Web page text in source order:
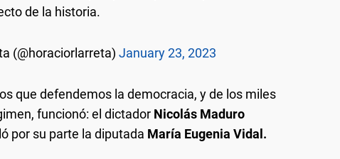
de la historia.
(@horaciorlarreta) January 23, 2023
que defendemos la democracia, y de los miles
funcionó: el dictador Nicolás Maduro
por su parte la diputada María Eugenia Vidal.